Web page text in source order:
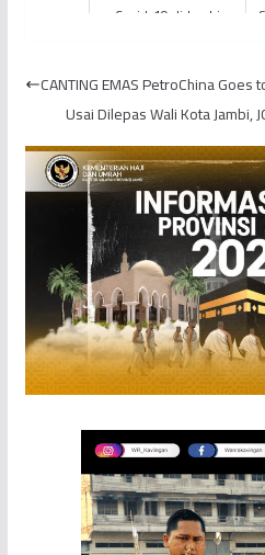
Covid-19 di Jambi
CANTING EMAS PetroChina Goes
Usai Dilepas Wali Kota Jambi,